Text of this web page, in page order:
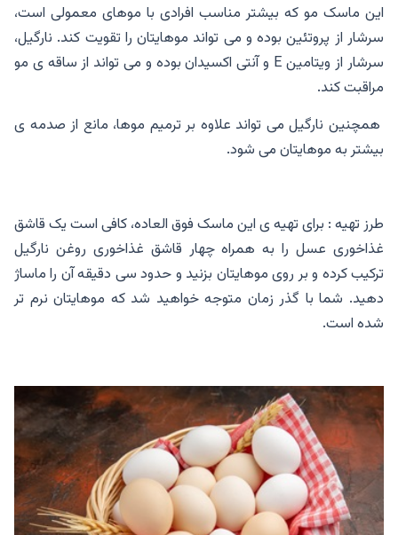
این ماسک مو که بیشتر مناسب افرادی با موهای معمولی است،
سرشار از پروتئین بوده و می تواند موهایتان را تقویت کند. نارگیل،
سرشار از ویتامین E و آنتی اکسیدان بوده و می تواند از ساقه ی مو
مراقبت کند.
همچنین نارگیل می تواند علاوه بر ترمیم موها، مانع از صدمه ی
بیشتر به موهایتان می شود.
طرز تهیه : برای تهیه ی این ماسک فوق العاده، کافی است یک قاشق
غذاخوری عسل را به همراه چهار قاشق غذاخوری روغن نارگیل
ترکیب کرده و بر روی موهایتان بزنید و حدود سی دقیقه آن را ماساژ
دهید. شما با گذر زمان متوجه خواهید شد که موهایتان نرم تر
شده است.